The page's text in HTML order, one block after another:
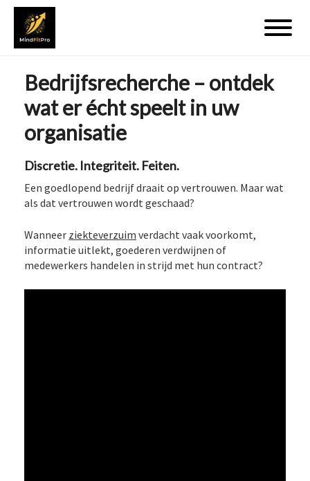
Bedrijfsrecherche – ontdek
wat er écht speelt in uw
organisatie
Discretie. Integriteit. Feiten.
Een goedlopend bedrijf draait op vertrouwen. Maar wat
als dat vertrouwen wordt geschaad?
Wanneer ziekteverzuim verdacht vaak voorkomt,
informatie uitlekt, goederen verdwijnen of
medewerkers handelen in strijd met hun contract?